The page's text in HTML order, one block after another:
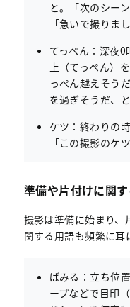
と。「次のシー
「急いで撮りま
てっぺん：深夜
上（てっぺん）
っぺん越えそう
を過ぎそうだ、
ケツ：終わりの
「この撮影のケ
準備や片付けに関
撮影は準備に始まり、
関する用語も頻繁に耳
ばみる：立ち位
ープなどで目印